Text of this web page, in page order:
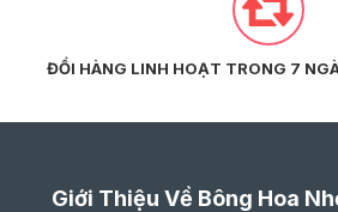
ĐỔI HÀNG LINH HOẠT TRONG 7
Giới Thiệu Về Bông Hoa